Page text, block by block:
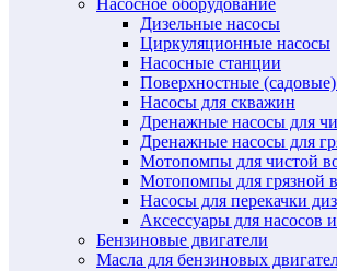
Дизельные насосы
Циркуляционные насосы
Насосные станции
Поверхностные
Насосы для скважин
Дренажные насосы для
Дренажные насосы для
Мотопомпы для чистой
Мотопомпы для грязной
Насосы для перекачки
Аксессуары для насосов
Бензиновые двигатели
Масла для бензиновых